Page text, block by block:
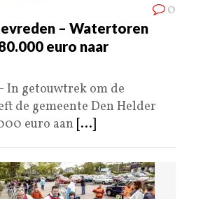
0
– Watertoren
euro naar
In getouwtrek om de
de gemeente Den Helder
euro aan [...]